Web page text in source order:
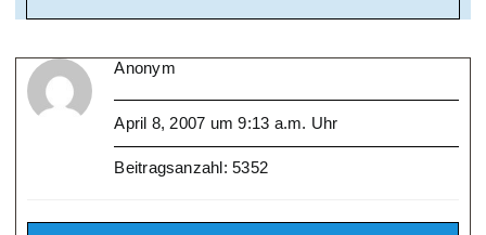
Anonym
April 8, 2007 um 9:13 a.m. Uhr
Beitragsanzahl: 5352